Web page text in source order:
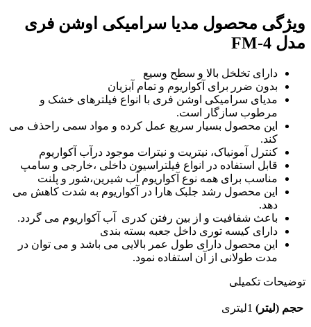
ویژگی محصول مدیا سرامیکی اوشن فری
مدل FM-4
دارای تخلخل بالا و سطح وسیع
بدون ضرر برای آکواریوم و تمام آبزیان
مدیای سرامیکی اوشن فری با انواع فیلترهای خشک و
مرطوب سازگار است.
این محصول بسیار سریع عمل کرده و مواد سمی راحذف می
کند.
کنترل آمونیاک، نیتریت و نیترات موجود درآب آکواریوم
قابل استفاده در انواع فیلتراسیون داخلی ،خارجی و سامپ
مناسب برای همه نوع آکواریوم آب شیرین،شور و پلنت
این محصول رشد جلبک هارا در آکواریوم به شدت کاهش می
دهد.
باعث شفافیت و از بین رفتن کدری آب آکواریوم می گردد.
دارای کیسه توری داخل جعبه بسته بندی
این محصول دارای طول عمر بالایی می باشد و می توان در
مدت طولانی از آن استفاده نمود.
توضیحات تکمیلی
حجم (لیتر) 1لیتری